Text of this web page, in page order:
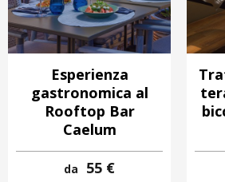
Esperienza
gastronomica al
Rooftop Bar
Caelum
da 55 €